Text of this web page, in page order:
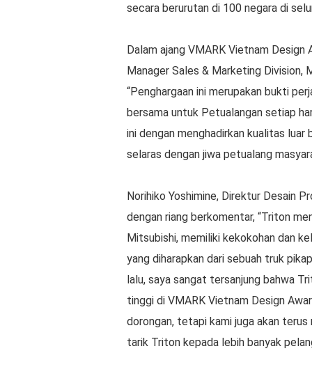
secara berurutan di 100 negara di
Dalam ajang VMARK Vietnam Design
Manager Sales & Marketing Division,
“Penghargaan ini merupakan bukti
bersama untuk Petualangan setiap
ini dengan menghadirkan kualitas luar
selaras dengan jiwa petualang
Norihiko Yoshimine, Direktur Desain
dengan riang berkomentar, “Triton
Mitsubishi, memiliki kekokohan dan
yang diharapkan dari sebuah truk
lalu, saya sangat tersanjung bahwa
tinggi di VMARK Vietnam Design
dorongan, tetapi kami juga akan
tarik Triton kepada lebih banyak